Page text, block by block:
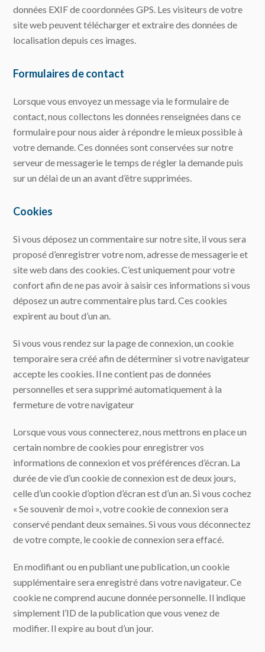
données EXIF de coordonnées GPS. Les visiteurs de votre
site web peuvent télécharger et extraire des données de
localisation depuis ces images.
Formulaires de contact
Lorsque vous envoyez un message via le formulaire de
contact, nous collectons les données renseignées dans ce
formulaire pour nous aider à répondre le mieux possible à
votre demande. Ces données sont conservées sur notre
serveur de messagerie le temps de régler la demande puis
sur un délai de un an avant d’être supprimées.
Cookies
Si vous déposez un commentaire sur notre site, il vous sera
proposé d’enregistrer votre nom, adresse de messagerie et
site web dans des cookies. C’est uniquement pour votre
confort afin de ne pas avoir à saisir ces informations si vous
déposez un autre commentaire plus tard. Ces cookies
expirent au bout d’un an.
Si vous vous rendez sur la page de connexion, un cookie
temporaire sera créé afin de déterminer si votre navigateur
accepte les cookies. Il ne contient pas de données
personnelles et sera supprimé automatiquement à la
fermeture de votre navigateur
Lorsque vous vous connecterez, nous mettrons en place un
certain nombre de cookies pour enregistrer vos
informations de connexion et vos préférences d’écran. La
durée de vie d’un cookie de connexion est de deux jours,
celle d’un cookie d’option d’écran est d’un an. Si vous cochez
« Se souvenir de moi », votre cookie de connexion sera
conservé pendant deux semaines. Si vous vous déconnectez
de votre compte, le cookie de connexion sera effacé.
En modifiant ou en publiant une publication, un cookie
supplémentaire sera enregistré dans votre navigateur. Ce
cookie ne comprend aucune donnée personnelle. Il indique
simplement l’ID de la publication que vous venez de
modifier. Il expire au bout d’un jour.